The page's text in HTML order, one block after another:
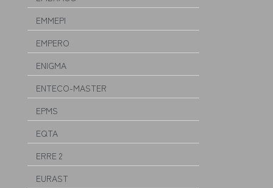
EMMEPI
EMPERO
ENIGMA
ENTECO-MASTER
EPMS
EQTA
ERRE 2
EURAST